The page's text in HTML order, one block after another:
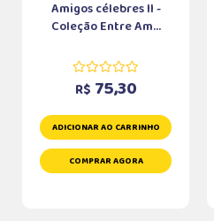
Amigos célebres II -
Coleção Entre Am...
R$ 75,30
ADICIONAR AO CARRINHO
COMPRAR AGORA